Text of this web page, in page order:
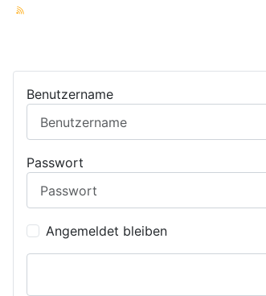
Benutzername
Passwort
Angemeldet bleiben